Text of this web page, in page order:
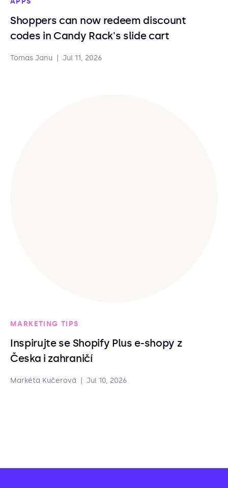
Shoppers can now redeem discount
codes in Candy Rack's slide cart
Tomas Janu Jul 11, 2026
MARKETING TIPS
Inspirujte se Shopify Plus e-shopy z
Česka i zahraničí
Markéta Kučerová Jul 10, 2026